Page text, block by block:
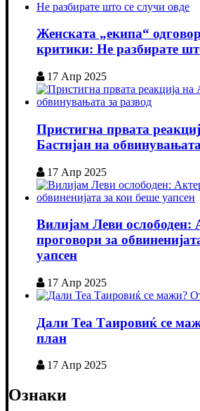
Женската „екипа“
критики: Не разбирате
17 Апр 2025
Пристигна првата
Бастијан на
17 Апр 2025
Вилијам Леви ослободен:
проговори за
уапсен
17 Апр 2025
Дали Теа Таировиќ се
план
17 Апр 2025
Ознаки